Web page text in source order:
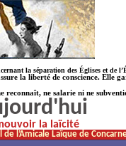
la séparation des Églises et de
la liberté de conscience. Elle
reconnaît, ne salarie ni ne
la laïcité
l’Amicale Laïque de